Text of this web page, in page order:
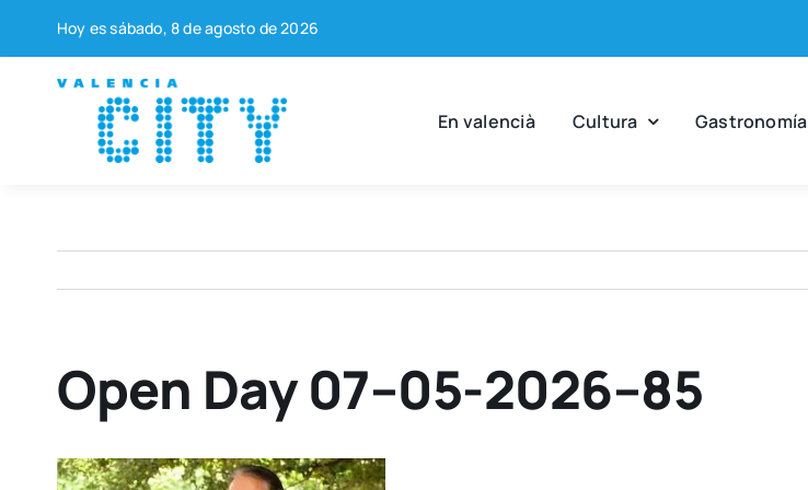
contenido
Hoy es sába­do, 8 de agos­to de 2026
En valen­cià Cul­tu­ra Gas­tro­no­mía
Open Day 07–05-2026–85